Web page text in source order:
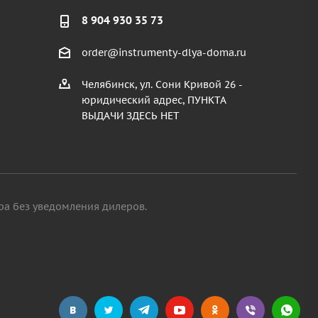
8 904 930 35 73
order@instrumenty-dlya-doma.ru
Челябинск, ул. Сони Кривой 26 -
юридический адрес, ПУНКТА
ВЫДАЧИ ЗДЕСЬ НЕТ
без уведомления дилеров.